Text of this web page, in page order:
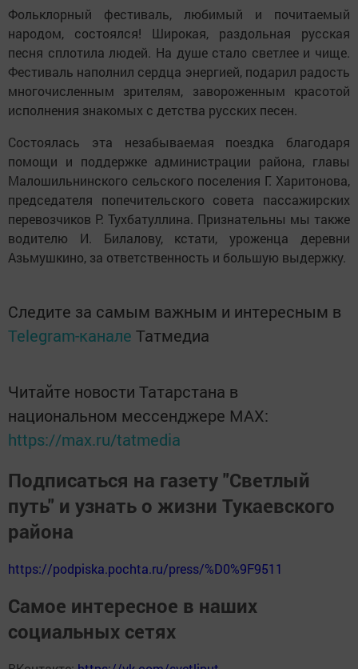
Фольклорный фестиваль, любимый и почитаемый
народом, состоялся! Широкая, раздольная русская
песня сплотила людей. На душе стало светлее и чище.
Фестиваль наполнил сердца энергией, подарил радость
многочисленным зрителям, завороженным красотой
исполнения знакомых с детства русских песен.
Состоялась эта незабываемая поездка благодаря
помощи и поддержке администрации района, главы
Малошильнинского сельского поселения Г. Харитонова,
председателя попечительского совета пассажирских
перевозчиков Р. Тухбатуллина. Признательны мы также
водителю И. Билалову, кстати, уроженца деревни
Азьмушкино, за ответственность и большую выдержку.
Следите за самым важным и интересным в
Telegram-канале Татмедиа
Читайте новости Татарстана в
национальном мессенджере MАХ:
https://max.ru/tatmedia
Подписаться на газету "Светлый
путь" и узнать о жизни Тукаевского
района
https://podpiska.pochta.ru/press/%D0%9F9511
Самое интересное в наших
социальных сетях